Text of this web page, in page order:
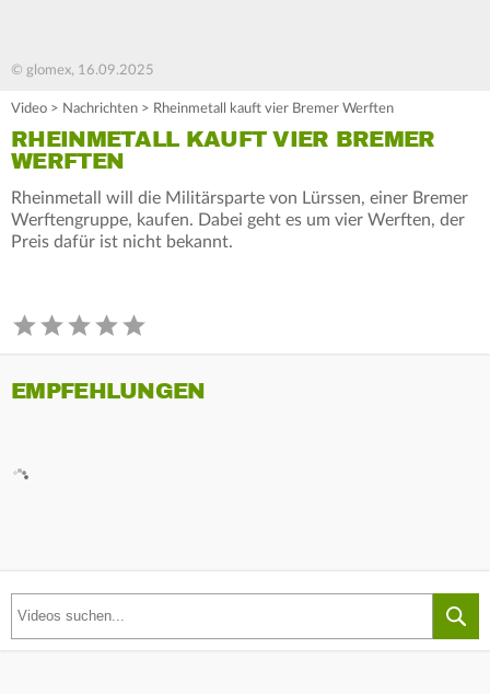
© glomex, 16.09.2025
Video > Nachrichten > Rheinmetall kauft vier Bremer Werften
RHEINMETALL KAUFT VIER BREMER
WERFTEN
Rheinmetall will die Militärsparte von Lürssen, einer Bremer
Werftengruppe, kaufen. Dabei geht es um vier Werften, der
Preis dafür ist nicht bekannt.
EMPFEHLUNGEN